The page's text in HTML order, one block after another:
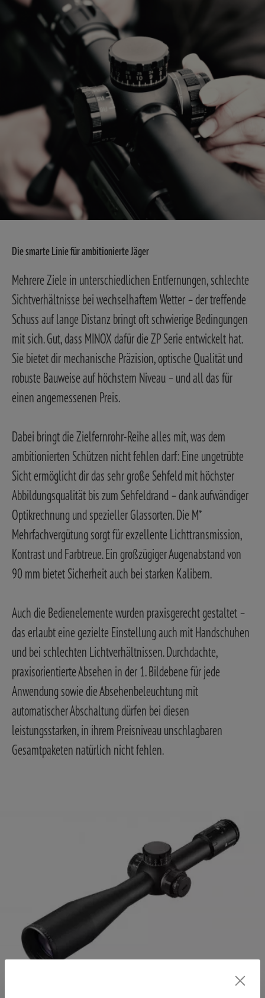
Die smarte Linie für ambitionierte Jäger
Mehrere Ziele in unterschiedlichen Entfernungen, schlechte
Sichtverhältnisse bei wechselhaftem Wetter – der treffende
Schuss auf lange Distanz bringt oft schwierige Bedingungen
mit sich. Gut, dass MINOX dafür die ZP Serie entwickelt hat.
Sie bietet dir mechanische Präzision, optische Qualität und
robuste Bauweise auf höchstem Niveau – und all das für
einen angemessenen Preis.
Dabei bringt die Zielfernrohr-Reihe alles mit, was dem
ambitionierten Schützen nicht fehlen darf: Eine ungetrübte
Sicht ermöglicht dir das sehr große Sehfeld mit höchster
Abbildungsqualität bis zum Sehfeldrand – dank aufwändiger
Optikrechnung und spezieller Glassorten. Die M*
Mehrfachvergütung sorgt für exzellente Lichttransmission,
Kontrast und Farbtreue. Ein großzügiger Augenabstand von
90 mm bietet Sicherheit auch bei starken Kalibern.
Auch die Bedienelemente wurden praxisgerecht gestaltet –
das erlaubt eine gezielte Einstellung auch mit Handschuhen
und bei schlechten Lichtverhältnissen. Durchdachte,
praxisorientierte Absehen in der 1. Bildebene für jede
Anwendung sowie die Absehenbeleuchtung mit
automatischer Abschaltung dürfen bei diesen
leistungsstarken, in ihrem Preisniveau unschlagbaren
Gesamtpaketen natürlich nicht fehlen.